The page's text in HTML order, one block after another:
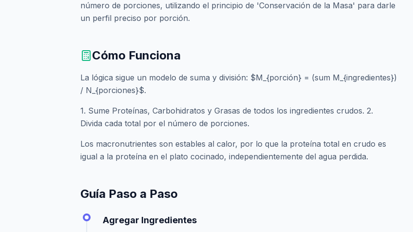
número de porciones, utilizando el principio de 'Conservación de la Masa' para darle
un perfil preciso por porción.
Cómo Funciona
La lógica sigue un modelo de suma y división: $M_{porción} = (sum M_{ingredientes})
/ N_{porciones}$.
1. Sume Proteínas, Carbohidratos y Grasas de todos los ingredientes crudos. 2.
Divida cada total por el número de porciones.
Los macronutrientes son estables al calor, por lo que la proteína total en crudo es
igual a la proteína en el plato cocinado, independientemente del agua perdida.
Guía Paso a Paso
Agregar Ingredientes